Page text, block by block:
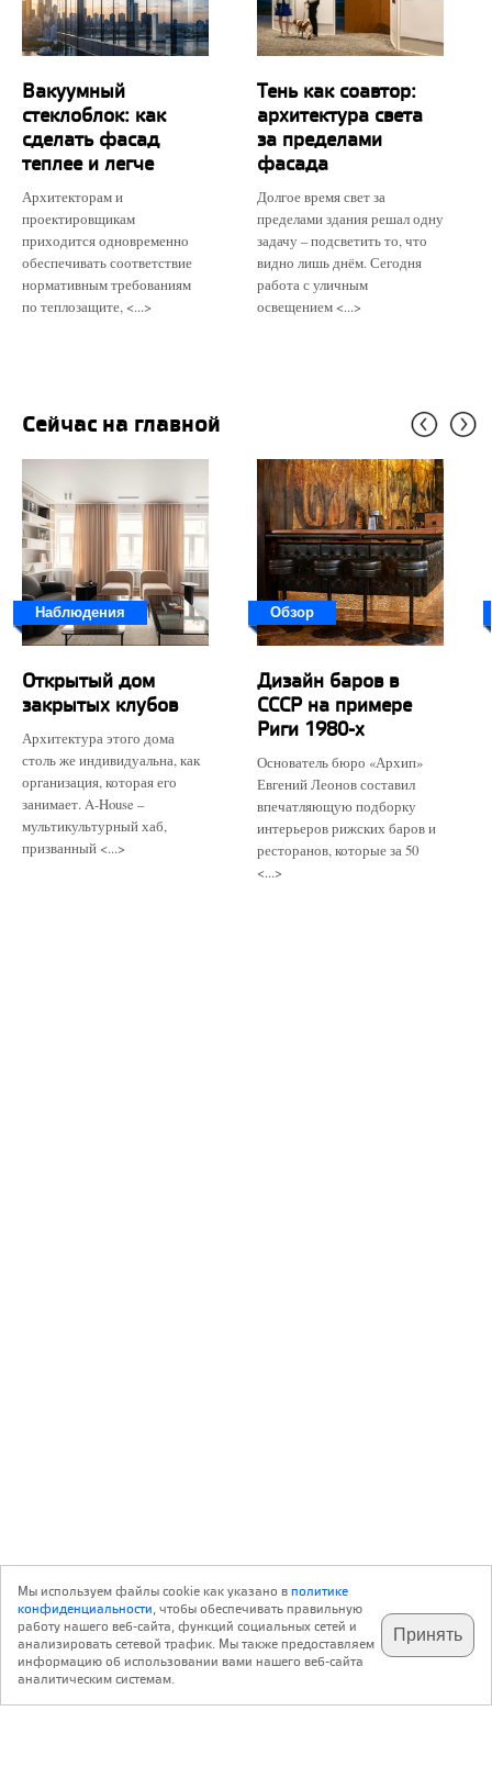
Вакуумный
стеклоблок: как
сделать фасад
теплее и легче
Архитекторам и
проектировщикам
приходится одновременно
обеспечивать соответствие
нормативным требованиям
по теплозащите, <...>
Тень как соавтор:
архитектура света
за пределами
фасада
Долгое время свет за
пределами здания решал одну
задачу – подсветить то, что
видно лишь днём. Сегодня
работа с уличным
освещением <...>
Сейчас на главной
Наблюдения
Открытый дом
закрытых клубов
Архитектура этого дома
столь же индивидуальна, как
организация, которая его
занимает. A-House –
мультикультурный хаб,
призванный <...>
Обзор
Дизайн баров в
СССР на примере
Риги 1980-х
Основатель бюро «Архип»
Евгений Леонов составил
впечатляющую подборку
интерьеров рижских баров и
ресторанов, которые за 50
<...>
подпишитесь на наш
телеграм @archi_ru
✕
с 20 июля 1999 г.
Мы используем файлы cookie как указано вполитике
конфиденциальности, чтобы обеспечивать правильную
работу нашего веб-сайта, функций социальных сетей и
анализировать сетевой трафик. Мы также предоставляем
информацию об использовании вами нашего веб-сайта
аналитическим системам.
Принять